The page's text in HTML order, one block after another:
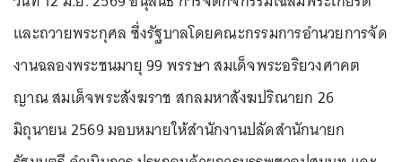
และถวายพระกุศล ซึ่งรัฐบาลโดยคณะกรรมการอำนวยการจัด
งานฉลองพระชนมายุ 99 พรรษา สมเด็จพระอริยวงศาคต
ญาณ สมเด็จพระสังฆราช สกลมหาสังฆปริณายก 26
มิถุนายน 2569 มอบหมายให้สำนักงานปลัดสำนักนายก